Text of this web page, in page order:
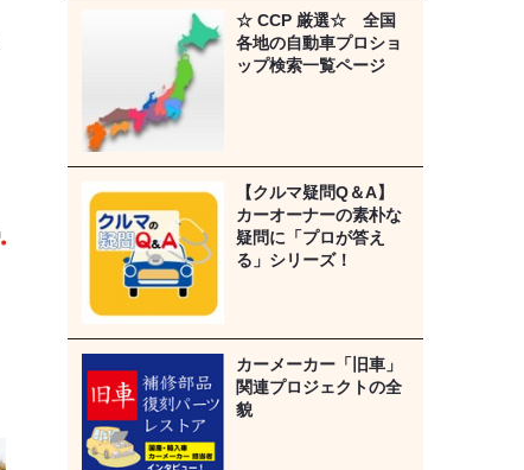
☆ CCP 厳選☆ 全国
各地の自動車プロショ
ップ検索一覧ページ
【クルマ疑問Q＆A】
カーオーナーの素朴な
疑問に「プロが答え
る」シリーズ！
カーメーカー「旧車」
関連プロジェクトの全
貌